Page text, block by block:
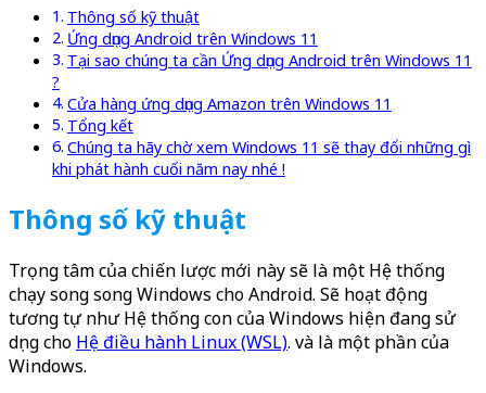
Thông số kỹ thuật
Ứng dụng Android trên Windows 11
Tại sao chúng ta cần Ứng dụng Android trên Windows 11
?
Cửa hàng ứng dụng Amazon trên Windows 11
Tổng kết
Chúng ta hãy chờ xem Windows 11 sẽ thay đổi những gì
khi phát hành cuối năm nay nhé !
Thông số kỹ thuật
Trọng tâm của chiến lược mới này sẽ là một Hệ thống
chạy song song Windows cho Android. Sẽ hoạt động
tương tự như Hệ thống con của Windows hiện đang sử
dụng cho Hệ điều hành Linux (WSL). và là một phần của
Windows.